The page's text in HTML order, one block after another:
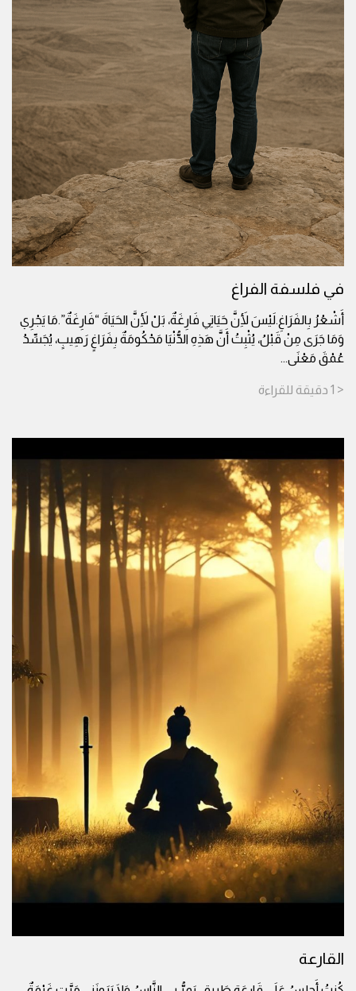
في فلسفة الفراغ
أَشْعُرُ بِالفَرَاغِ.لَيْسَ لِأَنَّ حَيَاتِي فَارِغَةٌ، بَلْ لِأَنَّ الحَيَاةَ “فَارِغَةٌ”.مَا يَجْرِي
وَمَا جَرَى مِنْ قَبْلُ، يُثْبِتُ أَنَّ هَذِهِ الدُّنْيَا مَحْكُومَةٌ بِفَرَاغٍ رَهِيبٍ، يُجَسِّدُ
عُمْقَ مَعْنَى...
< 1 دقيقة للقراءة
القارعة